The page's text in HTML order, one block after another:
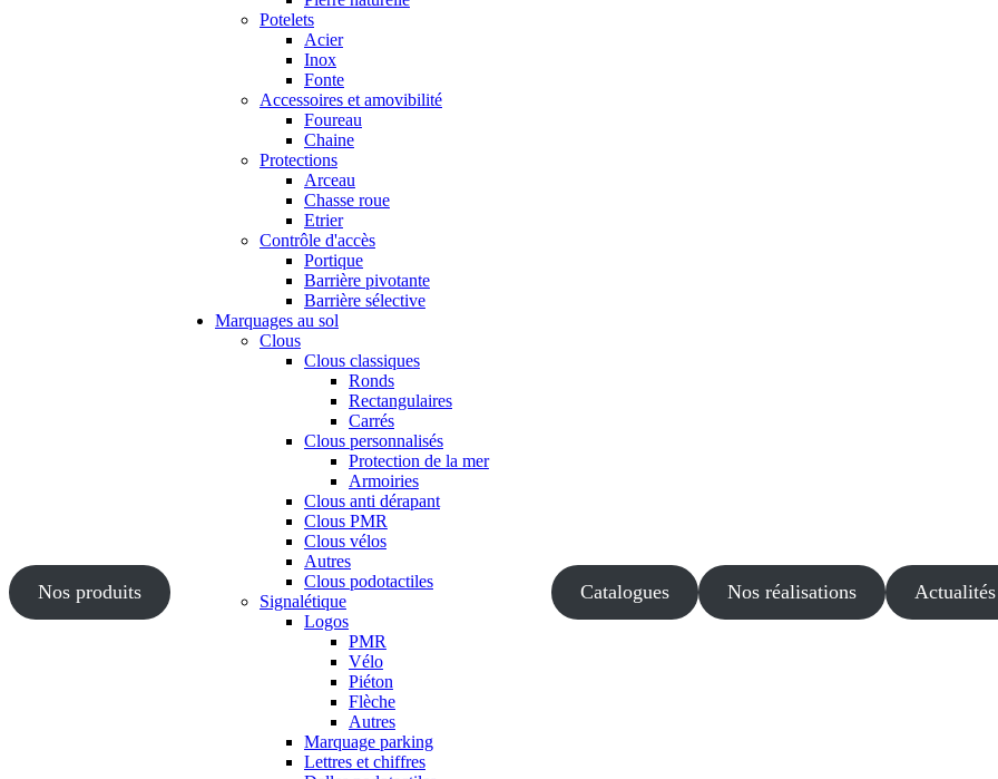
Nos produits
Potelets
Acier
Inox
Fonte
Accessoires et amovibilité
Foureau
Chaine
Protections
Arceau
Chasse roue
Etrier
Contrôle d'accès
Portique
Barrière pivotante
Barrière sélective
Marquages au sol
Clous
Clous classiques
Ronds
Rectangulaires
Carrés
Clous personnalisés
Protection de la mer
Armoiries
Clous anti dérapant
Clous PMR
Clous vélos
Autres
Clous podotactiles
Signalétique
Logos
PMR
Vélo
Piéton
Flèche
Autres
Marquage parking
Lettres et chiffres
Catalogues Nos réalisations Actualités